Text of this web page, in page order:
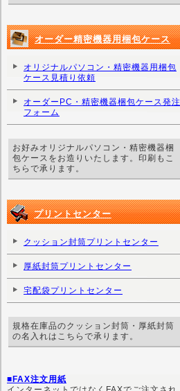
オーダー精密機器用梱包ケース
オリジナルパソコン・精密機器用梱包
ケース見積り依頼
オーダーPC・精密機器梱包ケース発注
フォーム
お好みオリジナルパソコン・精密機器梱
包ケースをお造りいたします。印刷もこ
ちらで承ります。
プリントセンター
クッション封筒プリントセンター
厚紙封筒プリントセンター
宅配袋プリントセンター
規格在庫品のクッション封筒・厚紙封筒
の名入れはこちらで承ります。
■FAX注文用紙